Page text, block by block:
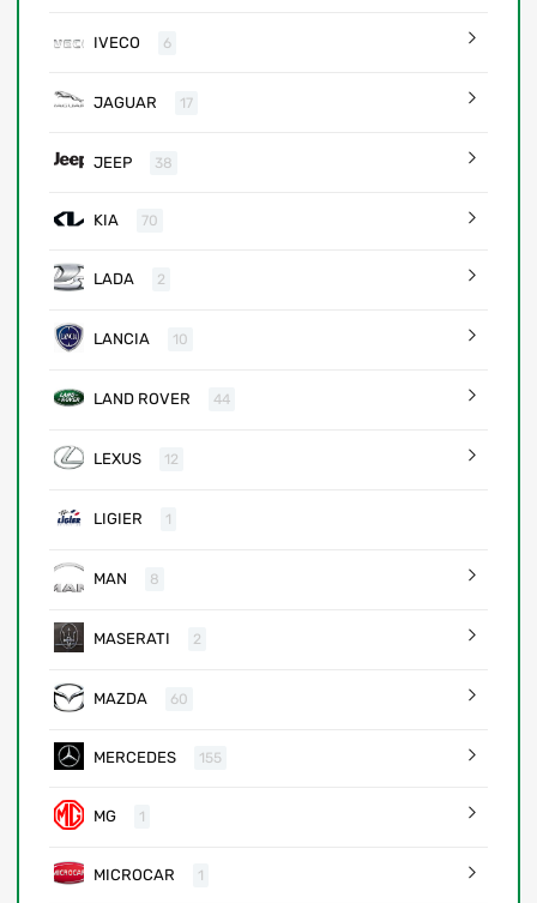
IVECO 6
JAGUAR 17
JEEP 38
KIA 70
LADA 2
LANCIA 10
LAND ROVER 44
LEXUS 12
LIGIER 1
MAN 8
MASERATI 2
MAZDA 60
MERCEDES 155
MG 1
MICROCAR 1